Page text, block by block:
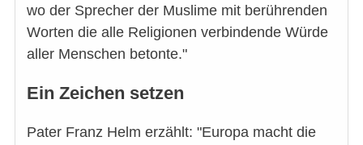
wo der Sprecher der Muslime mit berührenden
Worten die alle Religionen verbindende Würde
aller Menschen betonte."
Ein Zeichen setzen
Pater Franz Helm erzählt: "Europa macht die